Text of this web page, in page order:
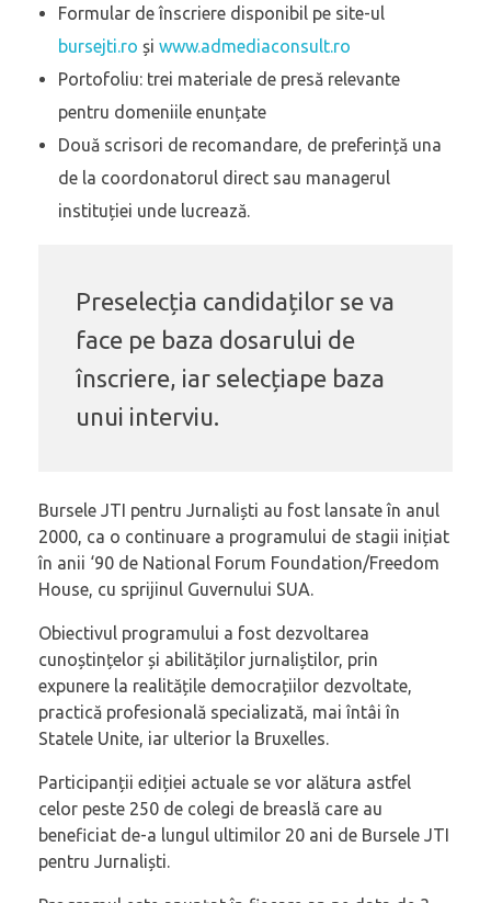
Formular de înscriere disponibil pe site-ul
bursejti.ro și www.admediaconsult.ro
Portofoliu: trei materiale de presă relevante
pentru domeniile enunțate
Două scrisori de recomandare, de preferință una
de la coordonatorul direct sau managerul
instituției unde lucrează.
Preselecția candidaților se va
face pe baza dosarului de
înscriere, iar selecțiape baza
unui interviu.
Bursele JTI pentru Jurnaliști au fost lansate în anul
2000, ca o continuare a programului de stagii inițiat
în anii ‘90 de National Forum Foundation/Freedom
House, cu sprijinul Guvernului SUA.
Obiectivul programului a fost dezvoltarea
cunoștințelor și abilităților jurnaliștilor, prin
expunere la realitățile democrațiilor dezvoltate,
practică profesională specializată, mai întâi în
Statele Unite, iar ulterior la Bruxelles.
Participanții ediției actuale se vor alătura astfel
celor peste 250 de colegi de breaslă care au
beneficiat de-a lungul ultimilor 20 ani de Bursele JTI
pentru Jurnaliști.